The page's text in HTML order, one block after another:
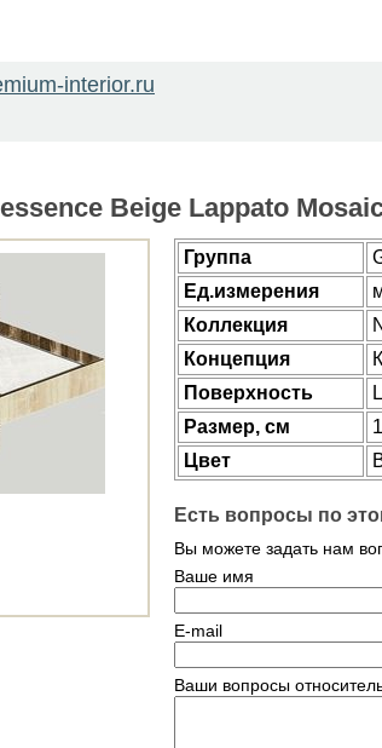
interior.ru
Beige Lappato
Группа
Ед.измерения
Коллекция
Концепция
Поверхность
Размер, см
Цвет
Есть вопросы по
Вы можете задать нам
Ваше имя
E-mail
Ваши вопросы